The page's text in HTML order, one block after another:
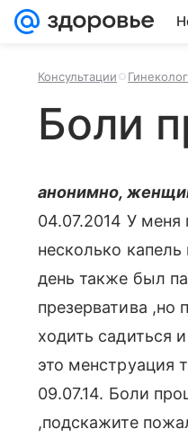
Консультации
Боли
анонимно,
04.07.2014 У
несколько
день также был
презерватива ,но
ходить садиться
это менструация
09.07.14. Боли
,подскажите